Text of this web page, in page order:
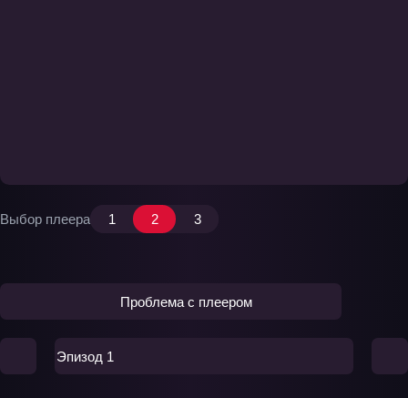
Выбор плеера 1 2 3
Проблема с плеером
Эпизод 1